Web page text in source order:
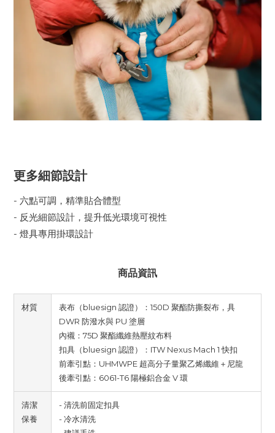
更多細節設計
- 六點可調，精準貼合體型
- 反光細節設計，提升低光環境可視性
- 燈具專用掛環設計
商品資訊
材質
表布（bluesign 認證）：150D 聚酯防撕裂布，具
DWR 防潑水與 PU 塗層
內襯：75D 聚酯纖維熱壓紋布料
扣具（bluesign 認證）：ITW Nexus Mach 1 快扣
前牽引點：UHMWPE 超高分子量聚乙烯纖維＋尼龍
後牽引點：6061-T6 陽極鋁合金 V 環
清潔
保養
- 清洗前固定扣具
- 冷水清洗